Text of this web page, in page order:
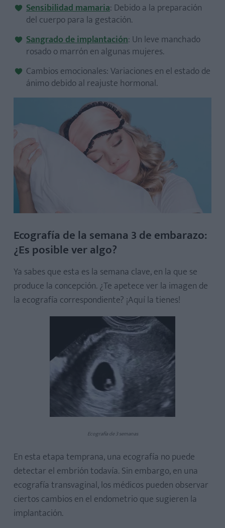
Sensibilidad mamaria: Debido a la preparación
del cuerpo para la gestación.
Sangrado de implantación: Un leve manchado
rosado o marrón en algunas mujeres.
Cambios emocionales: Variaciones en el estado de
ánimo debido al reajuste hormonal.
Ecografía de la semana 3 de embarazo:
¿Es posible ver algo?
Ya sabes que esta es la semana clave, en la que se
produce la concepción. ¿Te apetece ver la imagen de
la ecografía correspondiente? ¡Aquí la tienes!
Ecografía de 3 semanas
En esta etapa temprana, una ecografía no puede
detectar el embrión todavía. Sin embargo, en una
ecografía transvaginal, los médicos pueden observar
ciertos cambios en el endometrio que sugieren la
implantación.